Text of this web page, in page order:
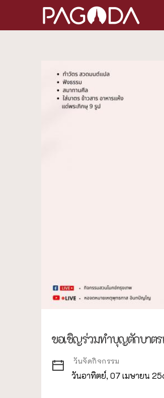
ขอเชิญร่วมทำบุญตักบาตร
วันจัดกิจกรรม
วันอาทิตย์, 07 เมษายน